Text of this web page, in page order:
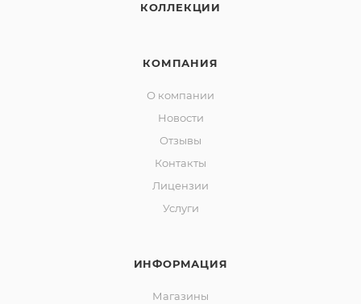
КОЛЛЕКЦИИ
КОМПАНИЯ
О компании
Новости
Отзывы
Контакты
Лицензии
Услуги
ИНФОРМАЦИЯ
Магазины